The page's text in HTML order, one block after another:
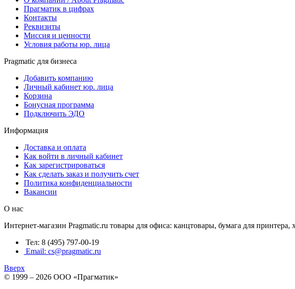
Прагматик в цифрах
Контакты
Реквизиты
Миссия и ценности
Условия работы юр. лица
Pragmatic для бизнеса
Добавить компанию
Личный кабинет юр. лица
Корзина
Бонусная программа
Подключить ЭДО
Информация
Доставка и оплата
Как войти в личный кабинет
Как зарегистрироваться
Как сделать заказ и получить счет
Политика конфиденциальности
Вакансии
О нас
Интернет-магазин Pragmatic.ru товары для офиса: канцтовары, бумага для
Тел: 8 (495) 797-00-19
Email: cs@pragmatic.ru
Вверх
© 1999 – 2026 ООО «Прагматик»